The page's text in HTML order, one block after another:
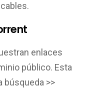
enlaces
público. Esta
búsqueda >>